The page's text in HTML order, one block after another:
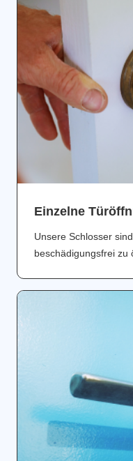
Einzelne
Unsere Schlosser
beschädigungsfrei zu